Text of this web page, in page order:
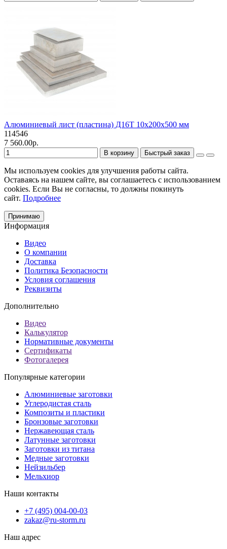
Алюминиевый лист (пластина) Д16Т 10х200х500 мм
114546
7 560.00р.
В корзину Быстрый заказ
Мы используем cookies для улучшения работы сайта.
Оставаясь на нашем сайте, вы соглашаетесь с использованием
cookies. Если Вы не согласны, то должны покинуть
сайт. Подробнее
Принимаю
Информация
Видео
О компании
Доставка
Политика Безопасности
Условия соглашения
Реквизиты
Дополнительно
Видео
Калькулятор
Нормативные документы
Сертификаты
Фотогалерея
Популярные категории
Алюминиевые заготовки
Углеродистая сталь
Композиты и пластики
Бронзовые заготовки
Нержавеющая сталь
Латунные заготовки
Заготовки из титана
Медные заготовки
Нейзильбер
Мельхиор
Наши контакты
+7 (495) 004-00-03
zakaz@ru-storm.ru
Наш адрес